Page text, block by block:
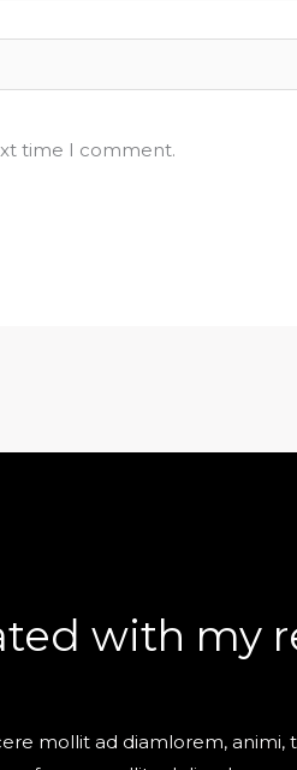
time I comment.
with my
mollit ad diamlorem, animi,